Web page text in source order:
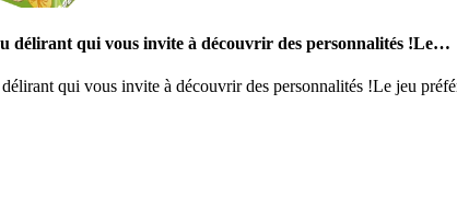
délirant qui vous invite à découvrir des personnalités !Le…
qui vous invite à découvrir des personnalités !Le jeu